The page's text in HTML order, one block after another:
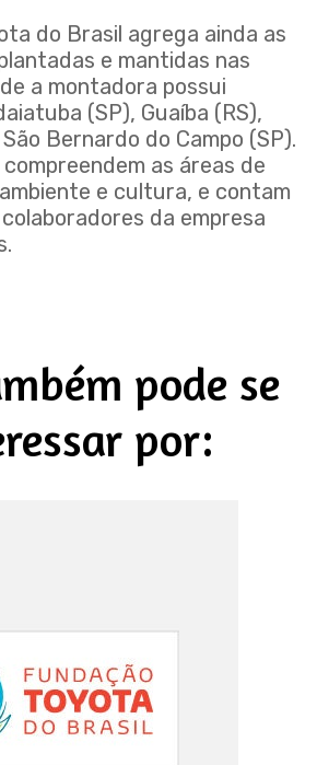
do Brasil agrega ainda as
e mantidas nas
a montadora possui
(SP), Guaíba (RS),
Bernardo do Campo (SP).
as áreas de
e cultura, e contam
da empresa
pode se
por: